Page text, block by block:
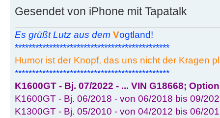
Gesendet von iPhone mit Tapatalk
Es grüßt Lutz aus dem Vogtland!
*********************************************
Humor ist der Knopf, das uns nicht der Kragen
*********************************************
K1600GT - Bj. 07/2022 - ... VIN G18668;
K1600GT - Bj. 06/2018 - von 06/2018 bis 09/
K1300GT - Bj. 05/2010 - von 04/2012 bis 06/